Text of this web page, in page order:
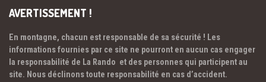
AVERTISSEMENT !
En montagne, chacun est responsable de sa sécurité ! Les
informations fournies par ce site ne pourront en aucun cas engager
la responsabilité de La Rando et des personnes qui participent au
site. Nous déclinons toute responsabilité en cas d’accident.